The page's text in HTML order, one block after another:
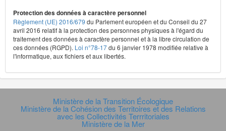
Protection des données à caractère personnel
Règlement (UE) 2016/679 du Parlement européen et du Conseil du 27
avril 2016 relatif à la protection des personnes physiques à l'égard du
traitement des données à caractère personnel et à la libre circulation de
ces données (RGPD). Loi n°78-17du 6 janvier 1978 modifiée relative à
l'informatique, aux fichiers et aux libertés.
Ministère de la Transition Écologique
Ministère de la Cohésion des Territoires et des Relations
avec les Collectivités Terrritoriales
Ministère de la Mer